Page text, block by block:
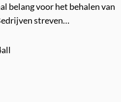
belang voor het behalen van
streven…